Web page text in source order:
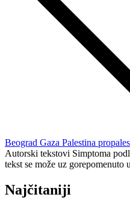
Beograd Gaza Palestina
Autorski tekstovi Simptoma
tekst se može uz
Najčitaniji